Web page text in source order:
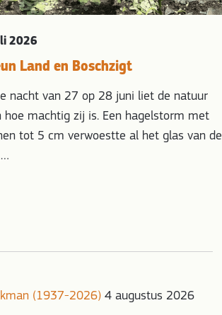
Land en Boschzigt
2026
nacht van 27 op 28 juni liet de natuur
hoe machtig zij is. Een hagelstorm met
tot 5 cm verwoestte al het glas van de
(1937-2026) 4 augustus 2026